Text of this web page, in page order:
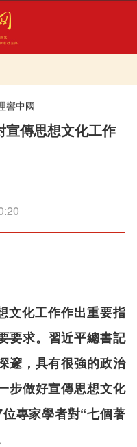
響中國
宣傳思想文化工作
文化工作作出重要指
要求。習近平總書記
邃，具有很強的政治
步做好宣傳思想文化
專家學者對“七個著